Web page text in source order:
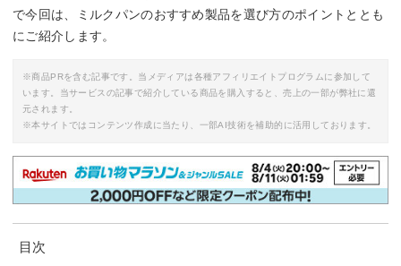
で今回は、ミルクパンのおすすめ製品を選び方のポイントととも
にご紹介します。
※商品PRを含む記事です。当メディアは各種アフィリエイトプログラムに参加して
います。当サービスの記事で紹介している商品を購入すると、売上の一部が弊社に還
元されます。
※本サイトではコンテンツ作成に当たり、一部AI技術を補助的に活用しております。
目次